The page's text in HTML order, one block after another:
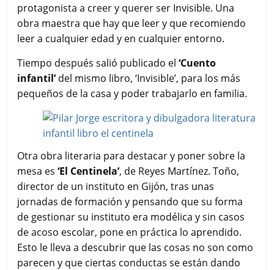
protagonista a creer y querer ser Invisible. Una
obra maestra que hay que leer y que recomiendo
leer a cualquier edad y en cualquier entorno.
Tiempo después salió publicado el‘Cuento
infantil’del mismo libro, ‘Invisible’, para los más
pequeños de la casa y poder trabajarlo en familia.
Otra obra literaria para destacar y poner sobre la
mesa es‘El Centinela’, de Reyes Martínez. Toño,
director de un instituto en Gijón, tras unas
jornadas de formación y pensando que su forma
de gestionar su instituto era modélica y sin casos
de acoso escolar, pone en práctica lo aprendido.
Esto le lleva a descubrir que las cosas no son como
parecen y que ciertas conductas se están dando